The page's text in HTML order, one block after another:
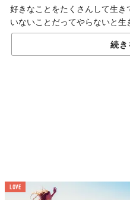
好きなことをたくさんして生
いないことだってやらないと生
イギリスの哲学者アラン・ワッ
「社会が作ったルールに縛
と。小さい頃から当たり前だ
とは、自分らしく生きること
ん。彼の、「今を全力で生き
とでも我慢しなければいけな
続き
LOVE